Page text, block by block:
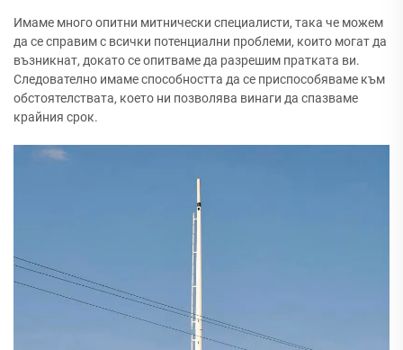
Имаме много опитни митнически специалисти, така че можем
да се справим с всички потенциални проблеми, които могат да
възникнат, докато се опитваме да разрешим пратката ви.
Следователно имаме способността да се приспособяваме към
обстоятелствата, което ни позволява винаги да спазваме
крайния срок.